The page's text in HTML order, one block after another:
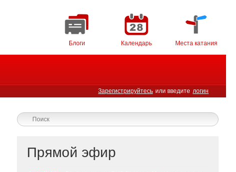
Блоги Календарь Места катания
Зарегистрируйтесь или введите логин
Прямой эфир